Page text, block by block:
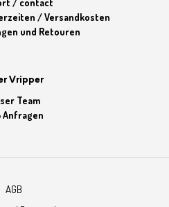
/ contact
/ Versandkosten
und Retouren
Vripper
Team
Anfragen
AGB